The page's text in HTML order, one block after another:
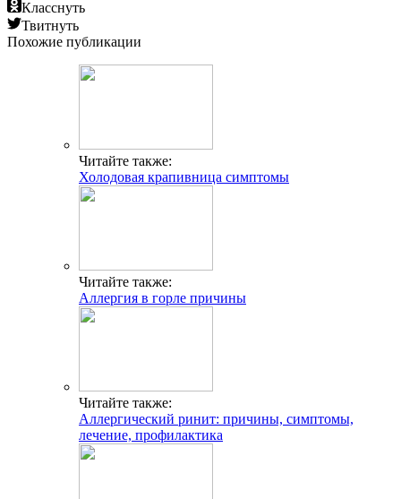
Класснуть
Твитнуть
Похожие публикации
Читайте также:
Холодовая крапивница симптомы
Читайте также:
Аллергия в горле причины
Читайте также:
Аллергический ринит: причины, симптомы,
лечение, профилактика